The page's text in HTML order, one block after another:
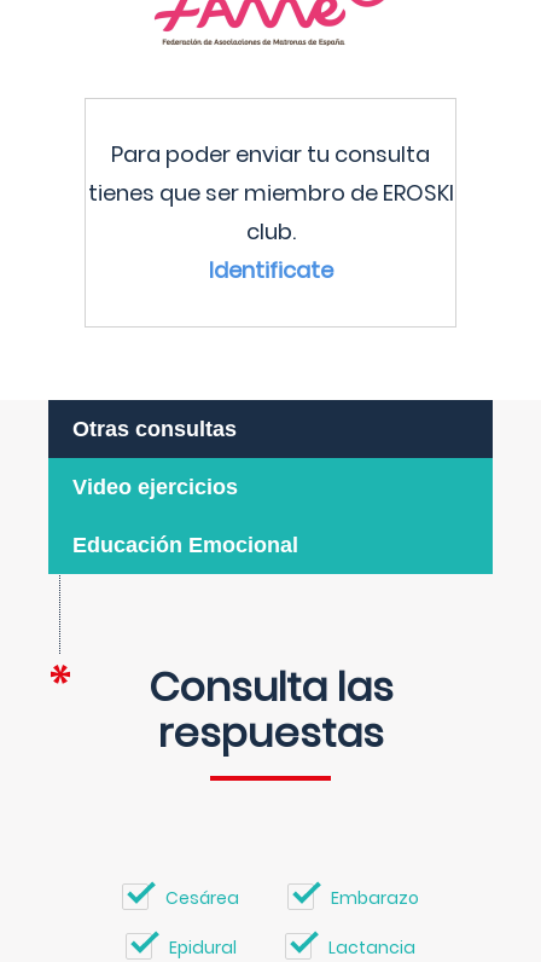
Para poder enviar tu consulta
tienes que ser miembro de EROSKI
club.
Identificate
Otras consultas
Video ejercicios
Educación Emocional
Consulta las
respuestas
Cesárea Embarazo
Epidural Lactancia